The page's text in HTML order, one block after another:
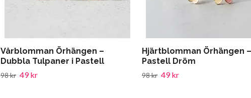
Vårblomman Örhängen –
Dubbla Tulpaner i Pastell
98 kr 49 kr
Hjärtblomman Örhängen –
Pastell Dröm
98 kr 49 kr